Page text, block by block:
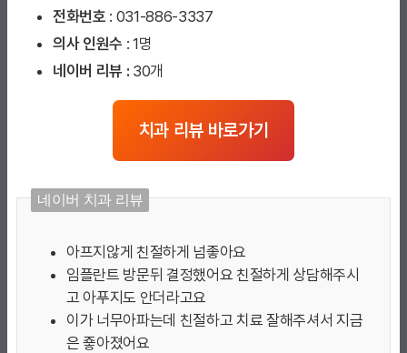
전화번호 : 031-886-3337
의사 인원수 : 1명
네이버 리뷰 : 30개
치과 리뷰 바로가기
네이버 치과 리뷰
아프지않게 친절하게 넘좋아요
임플란트 방문뒤 결정했어요 친절하게 상담해주시
고 아푸지도 안더라고요
이가 너무아파는데 친절하고 치료 잘해주셔서 지금
은 죻아졌어요